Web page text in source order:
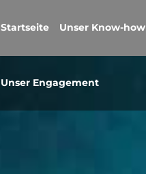
Startseite Unser Know-how
Unser Engagement